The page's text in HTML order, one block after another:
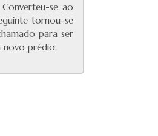
se ao
tornou-se
para ser
novo prédio.